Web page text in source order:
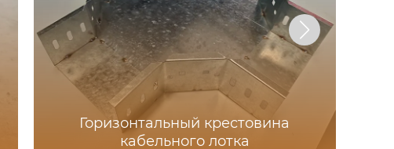
Горизонтальный крестовина
кабельного лотка